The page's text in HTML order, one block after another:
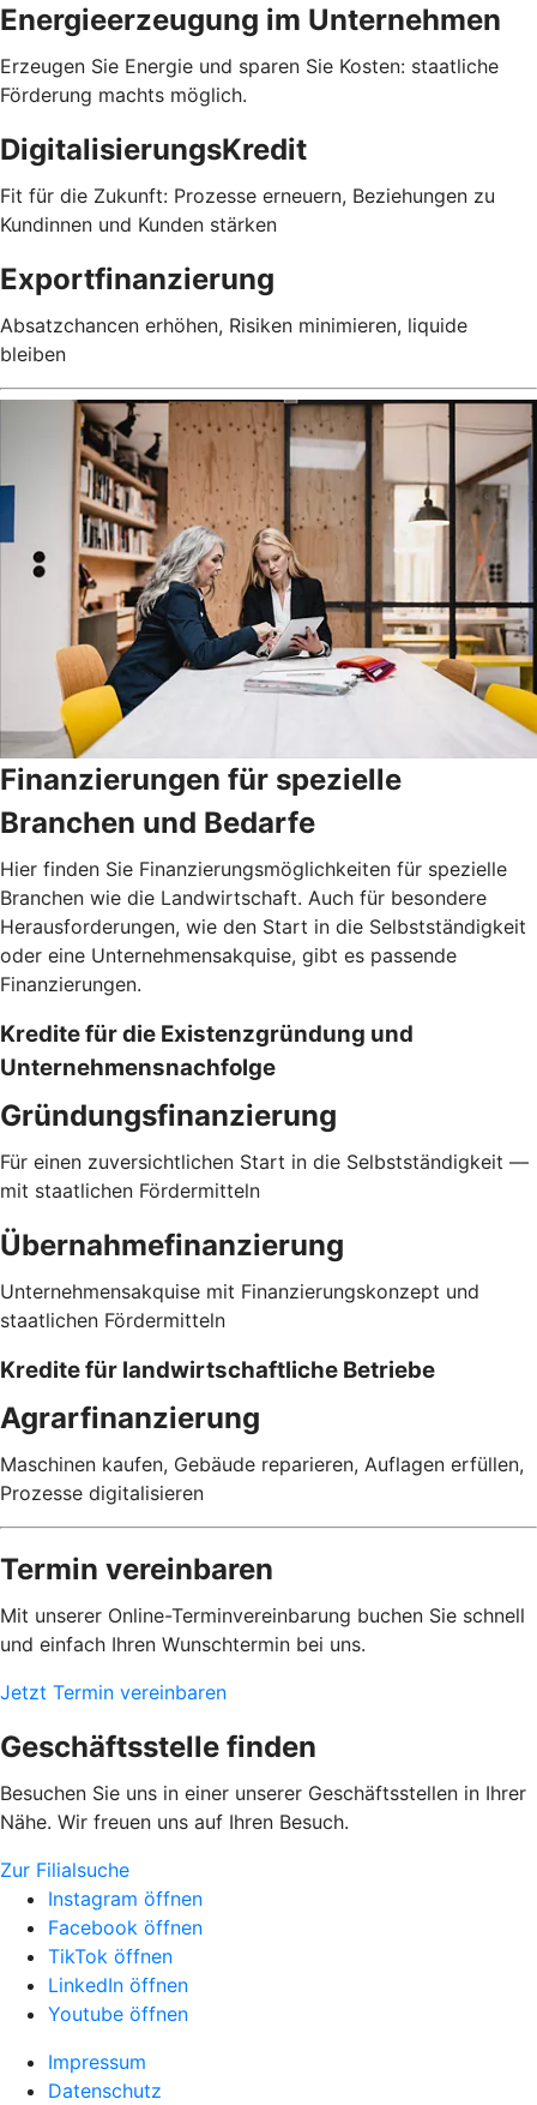
Energieerzeugung im Unternehmen
Erzeugen Sie Energie und sparen Sie Kosten: staatliche
Förderung machts möglich.
DigitalisierungsKredit
Fit für die Zukunft: Prozesse erneuern, Beziehungen zu
Kundinnen und Kunden stärken
Exportfinanzierung
Absatzchancen erhöhen, Risiken minimieren, liquide
bleiben
Finanzierungen für spezielle
Branchen und Bedarfe
Hier finden Sie Finanzierungsmöglichkeiten für spezielle
Branchen wie die Landwirtschaft. Auch für besondere
Herausforderungen, wie den Start in die Selbstständigkeit
oder eine Unternehmensakquise, gibt es passende
Finanzierungen.
Kredite für die Existenzgründung und
Unternehmensnachfolge
Gründungsfinanzierung
Für einen zuversichtlichen Start in die Selbstständigkeit —
mit staatlichen Fördermitteln
Übernahmefinanzierung
Unternehmensakquise mit Finanzierungskonzept und
staatlichen Fördermitteln
Kredite für landwirtschaftliche Betriebe
Agrarfinanzierung
Maschinen kaufen, Gebäude reparieren, Auflagen erfüllen,
Prozesse digitalisieren
Termin vereinbaren
Mit unserer Online-Terminvereinbarung buchen Sie schnell
und einfach Ihren Wunschtermin bei uns.
Jetzt Termin vereinbaren
Geschäftsstelle finden
Besuchen Sie uns in einer unserer Geschäftsstellen in Ihrer
Nähe. Wir freuen uns auf Ihren Besuch.
Zur Filialsuche
Instagram öffnen
Facebook öffnen
TikTok öffnen
LinkedIn öffnen
Youtube öffnen
Impressum
Datenschutz